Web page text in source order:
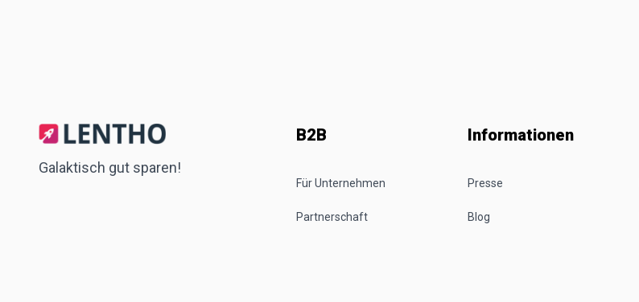
Galaktisch gut sparen!
B2B
Für Unternehmen
Partnerschaft
Informationen
Presse
Blog